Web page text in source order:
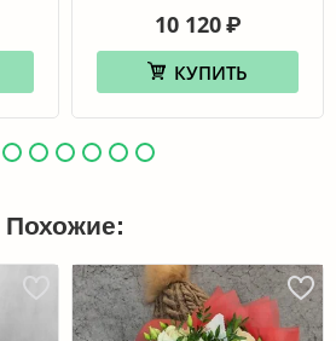
10 120 ₽
КУПИТЬ
Похожие: